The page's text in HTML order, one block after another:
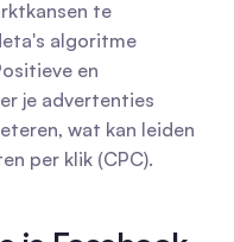
te
algoritme
en
je advertenties
wat kan leiden
per klik (CPC).